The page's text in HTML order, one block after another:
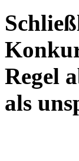
Regel
als